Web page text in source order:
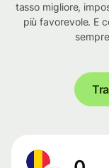
tasso migliore,
più favorevole. E